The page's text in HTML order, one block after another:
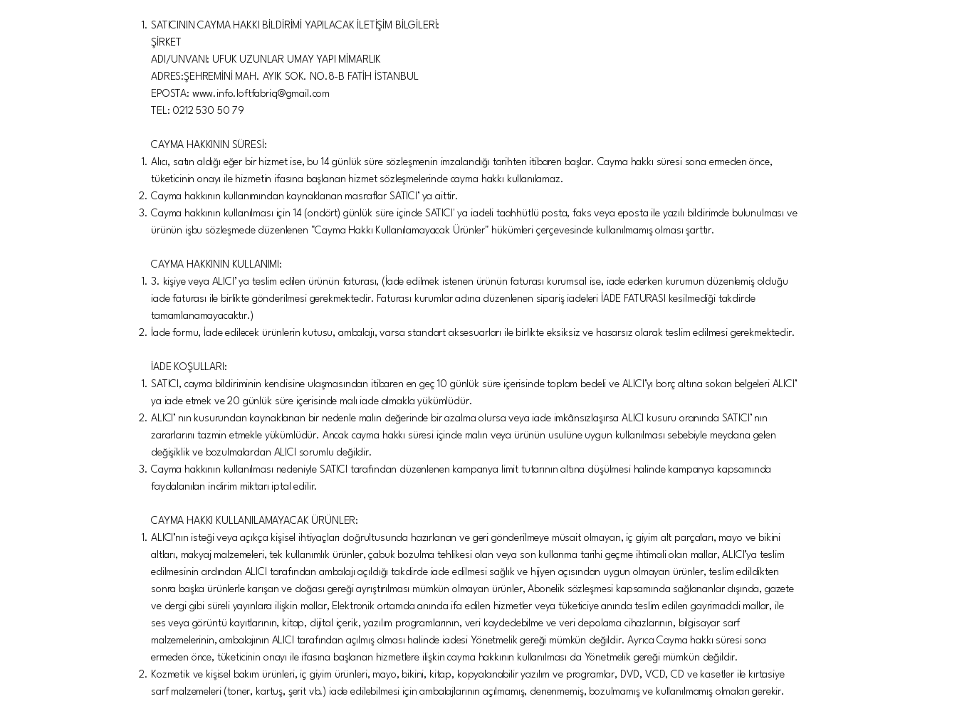
SATICININ CAYMA HAKKI BİLDİRİMİ YAPILACAK İLETİŞİM BİLGİLERİ:
ŞİRKET
ADI/UNVANI: UFUK UZUNLAR UMAY YAPI MİMARLIK
ADRES:ŞEHREMİNİ MAH. AYIK SOK. NO.8-B FATİH İSTANBUL
EPOSTA: www.info.loftfabriq@gmail.com
TEL: 0212 530 50 79
CAYMA HAKKININ SÜRESİ:
Alıcı, satın aldığı eğer bir hizmet ise, bu 14 günlük süre sözleşmenin imzalandığı tarihten itibaren başlar. Cayma hakkı süresi sona ermeden önce,
tüketicinin onayı ile hizmetin ifasına başlanan hizmet sözleşmelerinde cayma hakkı kullanılamaz.
Cayma hakkının kullanımından kaynaklanan masraflar SATICI’ ya aittir.
Cayma hakkının kullanılması için 14 (ondört) günlük süre içinde SATICI' ya iadeli taahhütlü posta, faks veya eposta ile yazılı bildirimde bulunulması ve
ürünün işbu sözleşmede düzenlenen "Cayma Hakkı Kullanılamayacak Ürünler" hükümleri çerçevesinde kullanılmamış olması şarttır.
CAYMA HAKKININ KULLANIMI:
3. kişiye veya ALICI’ ya teslim edilen ürünün faturası, (İade edilmek istenen ürünün faturası kurumsal ise, iade ederken kurumun düzenlemiş olduğu
iade faturası ile birlikte gönderilmesi gerekmektedir. Faturası kurumlar adına düzenlenen sipariş iadeleri İADE FATURASI kesilmediği takdirde
tamamlanamayacaktır.)
İade formu, İade edilecek ürünlerin kutusu, ambalajı, varsa standart aksesuarları ile birlikte eksiksiz ve hasarsız olarak teslim edilmesi gerekmektedir.
İADE KOŞULLARI:
SATICI, cayma bildiriminin kendisine ulaşmasından itibaren en geç 10 günlük süre içerisinde toplam bedeli ve ALICI’yı borç altına sokan belgeleri ALICI’
ya iade etmek ve 20 günlük süre içerisinde malı iade almakla yükümlüdür.
ALICI’ nın kusurundan kaynaklanan bir nedenle malın değerinde bir azalma olursa veya iade imkânsızlaşırsa ALICI kusuru oranında SATICI’ nın
zararlarını tazmin etmekle yükümlüdür. Ancak cayma hakkı süresi içinde malın veya ürünün usulüne uygun kullanılması sebebiyle meydana gelen
değişiklik ve bozulmalardan ALICI sorumlu değildir.
Cayma hakkının kullanılması nedeniyle SATICI tarafından düzenlenen kampanya limit tutarının altına düşülmesi halinde kampanya kapsamında
faydalanılan indirim miktarı iptal edilir.
CAYMA HAKKI KULLANILAMAYACAK ÜRÜNLER:
ALICI’nın isteği veya açıkça kişisel ihtiyaçları doğrultusunda hazırlanan ve geri gönderilmeye müsait olmayan, iç giyim alt parçaları, mayo ve bikini
altları, makyaj malzemeleri, tek kullanımlık ürünler, çabuk bozulma tehlikesi olan veya son kullanma tarihi geçme ihtimali olan mallar, ALICI’ya teslim
edilmesinin ardından ALICI tarafından ambalajı açıldığı takdirde iade edilmesi sağlık ve hijyen açısından uygun olmayan ürünler, teslim edildikten
sonra başka ürünlerle karışan ve doğası gereği ayrıştırılması mümkün olmayan ürünler, Abonelik sözleşmesi kapsamında sağlananlar dışında, gazete
ve dergi gibi süreli yayınlara ilişkin mallar, Elektronik ortamda anında ifa edilen hizmetler veya tüketiciye anında teslim edilen gayrimaddi mallar, ile
ses veya görüntü kayıtlarının, kitap, dijital içerik, yazılım programlarının, veri kaydedebilme ve veri depolama cihazlarının, bilgisayar sarf
malzemelerinin, ambalajının ALICI tarafından açılmış olması halinde iadesi Yönetmelik gereği mümkün değildir. Ayrıca Cayma hakkı süresi sona
ermeden önce, tüketicinin onayı ile ifasına başlanan hizmetlere ilişkin cayma hakkının kullanılması da Yönetmelik gereği mümkün değildir.
Kozmetik ve kişisel bakım ürünleri, iç giyim ürünleri, mayo, bikini, kitap, kopyalanabilir yazılım ve programlar, DVD, VCD, CD ve kasetler ile kırtasiye
sarf malzemeleri (toner, kartuş, şerit vb.) iade edilebilmesi için ambalajlarının açılmamış, denenmemiş, bozulmamış ve kullanılmamış olmaları gerekir.